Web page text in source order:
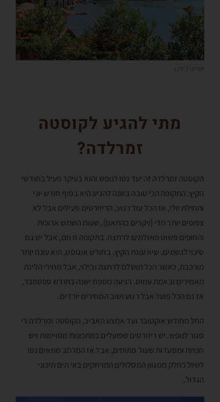
מתי להגיע לקוסטה
זמרלדה?
הקוסטה זמרלדה זה יעד נטו לנופש והוא בעיקר פעיל בחודשי
הקיץ. התקופה הכי טובה בשנה להגיע היא בסוף חודש יוני
ותחילת יולי, אז הכל עוד רגוע, הריזורטים פעילים אבל לא
צפופים יותר מדי (ויקרים בהתאם), שעות השמש ארוכות
והחופים פשוט מושלמים לרחצה. בתקופה זו חם, אבל יש גם
סיכוי לגשמים. שיא עונת הקיץ, בחודש אוגוסט, היא עונה יותר
מורכבת, כאשר הכל מושלם לרחצה ובילוי, אבל מחירי הלינה
מאמירים ובאמת עמוס. רגיעה נוספת ישנה בחודש ספטמבר,
אז גם הכל פועל אבל רגוע ושוב המחירים יורדים.
החל מחודש אוקטובר ועד אמצע האביב, הקוסטה זמרלדה די
סגור לנופש. יש ריזורטים שפועלים במתכונות מסויימות ויש
חנויות ומסעדות שעוד פתוחים, אבל אז המרחב מתאים נטו
לטיול כחלק ממגוון המסלולים המרתקים באי הים תיכוני
הגדול.